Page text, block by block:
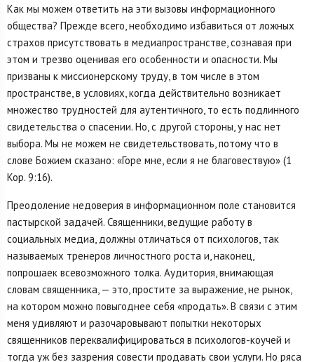
Как мы можем ответить на эти вызовы информационного
общества? Прежде всего, необходимо избавиться от ложных
страхов присутствовать в медиапространстве, сознавая при
этом и трезво оценивая его особенности и опасности. Мы
призваны к миссионерскому труду, в том числе в этом
пространстве, в условиях, когда действительно возникает
множество трудностей для аутентичного, то есть подлинного
свидетельства о спасении. Но, с другой стороны, у нас нет
выбора. Мы не можем не свидетельствовать, потому что в
слове Божием сказано: «Горе мне, если я не благовествую» (1
Кор. 9:16).
Преодоление недоверия в информационном поле становится
пастырской задачей. Священники, ведущие работу в
социальных медиа, должны отличаться от психологов, так
называемых тренеров личностного роста и, наконец,
попрошаек всевозможного толка. Аудитория, внимающая
словам священника, — это, простите за выражение, не рынок,
на котором можно повыгоднее себя «продать». В связи с этим
меня удивляют и разочаровывают попытки некоторых
священников переквалифицироваться в психологов-коучей и
тогда уж без зазрения совести продавать свои услуги. Но ряса